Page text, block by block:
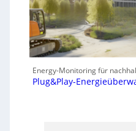
Energy-Monitoring für
Plug&Play-